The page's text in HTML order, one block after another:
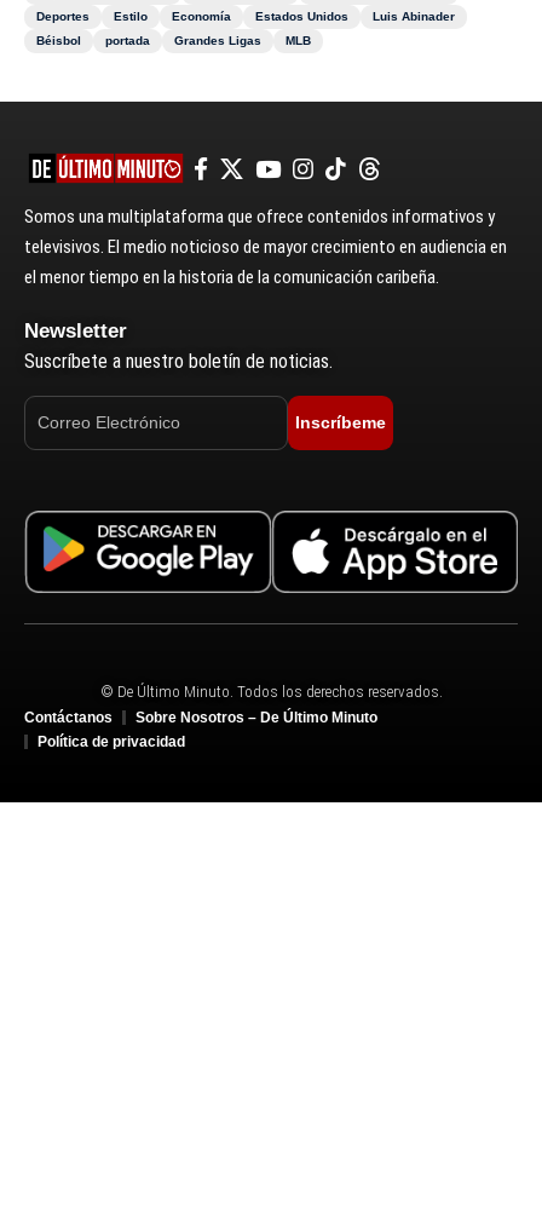
Deportes
Estilo Economía Estados Unidos
Luis Abinader
Béisbol
portada Grandes Ligas MLB
Somos una multiplataforma que ofrece contenidos informativos y
televisivos. El medio noticioso de mayor crecimiento en audiencia en
el menor tiempo en la historia de la comunicación caribeña.
Newsletter
Suscríbete a nuestro boletín de noticias.
Inscríbeme
© De Último Minuto. Todos los derechos reservados.
Contáctanos
Sobre Nosotros – De Último Minuto
Política de privacidad